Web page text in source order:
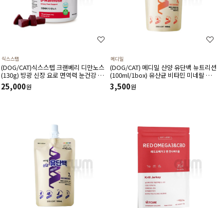
식스스텝
(DOG/CAT)식스스텝 크랜베리 디만노스
(130g) 방광 신장 요로 면역력 눈건강 혈
관건강에 도움 주는 츄어블 타입 영양제
25,000원
메디밀
(DOG/CAT) 메디밀 산양 유단백 뉴트리션
(100ml/1box) 유산균 비타민 미네랄 함
유 한끼 사료 대용 고단백 저지방 영양보
충제
3,500원